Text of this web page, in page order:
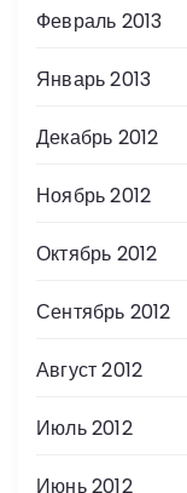
Февраль 2013
Январь 2013
Декабрь 2012
Ноябрь 2012
Октябрь 2012
Сентябрь 2012
Август 2012
Июль 2012
Июнь 2012